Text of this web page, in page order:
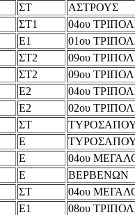
ΣΤ
ΑΣΤΡΟΥΣ
ΣΤ1
04ου
Ε1
01ου
ΣΤ2
09ου
ΣΤ2
09ου
Ε2
04ου
Ε2
02ου
ΣΤ
Ε
Ε
04ου
Ε
ΒΕΡΒΕΝΩΝ
ΣΤ
04ου
Ε1
08ου